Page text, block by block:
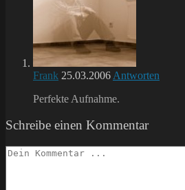
Frank 25.03.2006 Antworten
Perfekte Aufnahme.
Schreibe einen Kommentar
Kommentieren